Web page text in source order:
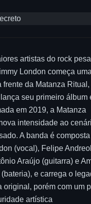
artistas do rock
London começa uma
frente da Matanza Ritual,
seu primeiro álbum
em 2019, a Matanza
intensidade ao
A banda é
(vocal), Felipe
Araújo (guitarra) e
e carrega o
original, porém com um
artística